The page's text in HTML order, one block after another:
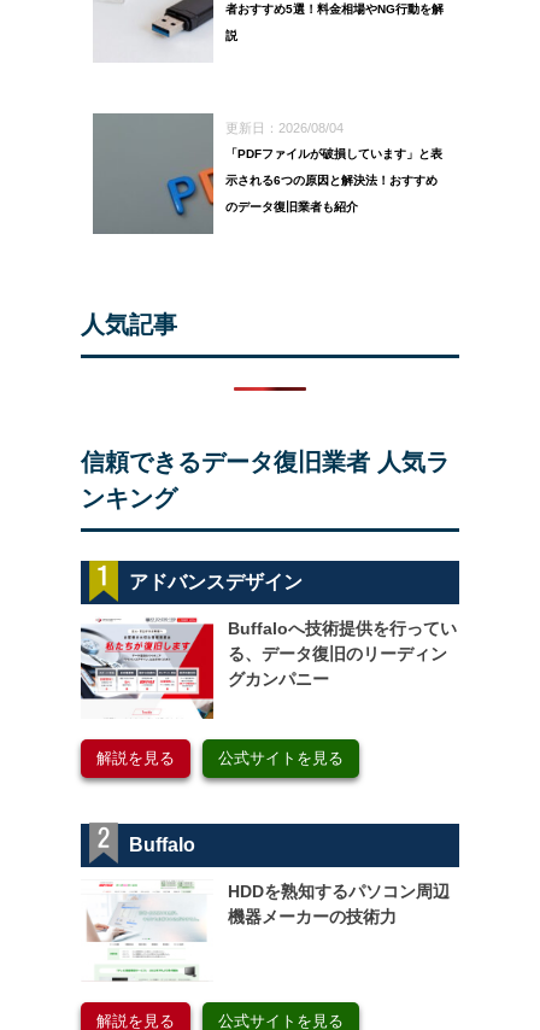
者おすすめ5選！料金相場やNG行動を解
説
更新日：2026/08/04
「PDFファイルが破損しています」と表
示される6つの原因と解決法！おすすめ
のデータ復旧業者も紹介
人気記事
信頼できるデータ復旧業者 人気ラ
ンキング
アドバンスデザイン
Buffaloへ技術提供を行ってい
る、データ復旧のリーディン
グカンパニー
解説を見る 公式サイトを見る
Buffalo
HDDを熟知するパソコン周辺
機器メーカーの技術力
解説を見る 公式サイトを見る